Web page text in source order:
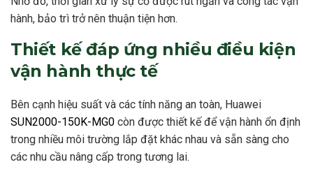
hành, bảo trì trở nên thuận tiện hơn.
Thiết kế đáp ứng nhiều điều kiện
vận hành thực tế
Bên cạnh hiệu suất và các tính năng an toàn, Huawei
SUN2000-150K-MG0 còn được thiết kế để vận hành ổn định
trong nhiều môi trường lắp đặt khác nhau và sẵn sàng cho
các nhu cầu nâng cấp trong tương lai.